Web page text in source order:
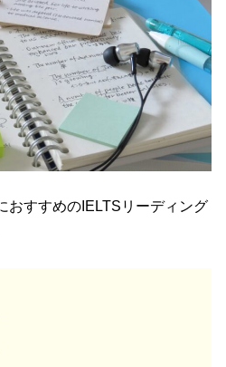
おすすめのIELTSリーディング